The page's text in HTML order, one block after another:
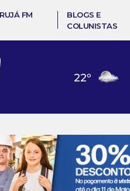
FM
BLOGS E
COLUNISTAS
22º